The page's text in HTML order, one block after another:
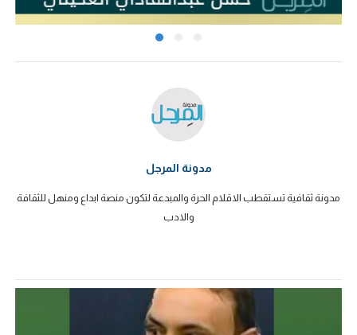
مدونة المرجل
مدونة ثقافية تستقطب الاقلام الحرة والمبدعة لتكون منصة ابداع ومنهل للثقافة
والادب